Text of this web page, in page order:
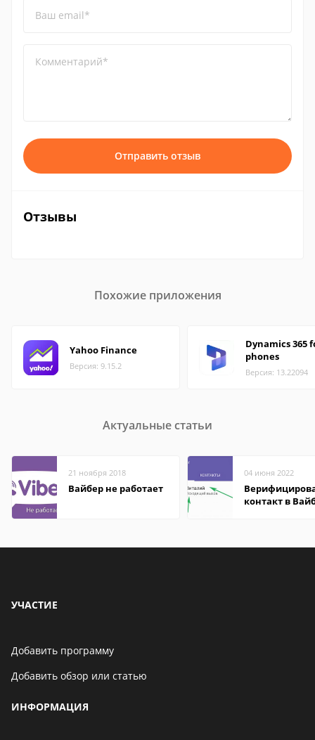
Ваш email*
Комментарий*
Отправить отзыв
Отзывы
Похожие приложения
Yahoo Finance
Версия: 9.15.2
Dynamics 365
phones
Версия: 13.22094
Актуальные статьи
21 ноября 2018
Вайбер не работает
04 июня 2022
контакт в
УЧАСТИЕ
Добавить программу
Добавить обзор или статью
ИНФОРМАЦИЯ